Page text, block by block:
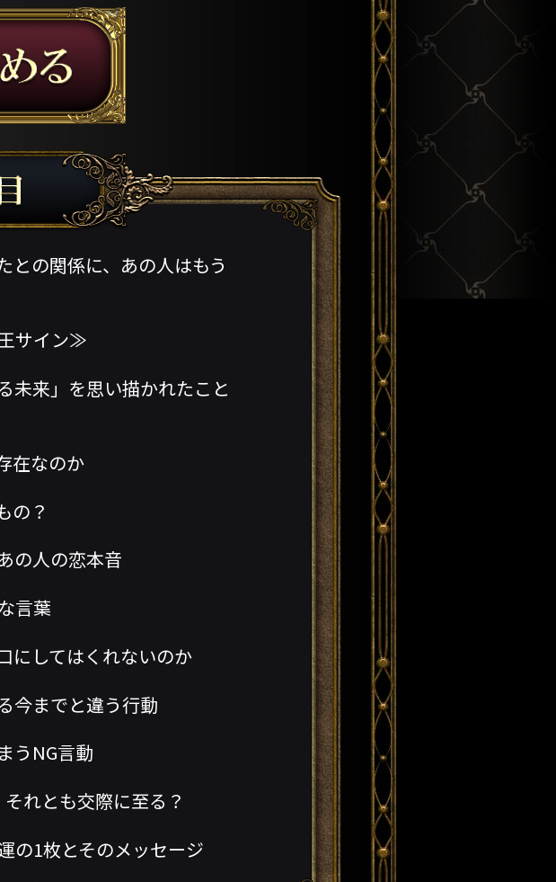
の関係に、あの人はもう
サイン≫
未来」を思い描かれたこと
在なのか
の？
の人の恋本音
言葉
にしてはくれないのか
今までと違う行動
うNG言動
れとも交際に至る？
の1枚とそのメッセージ